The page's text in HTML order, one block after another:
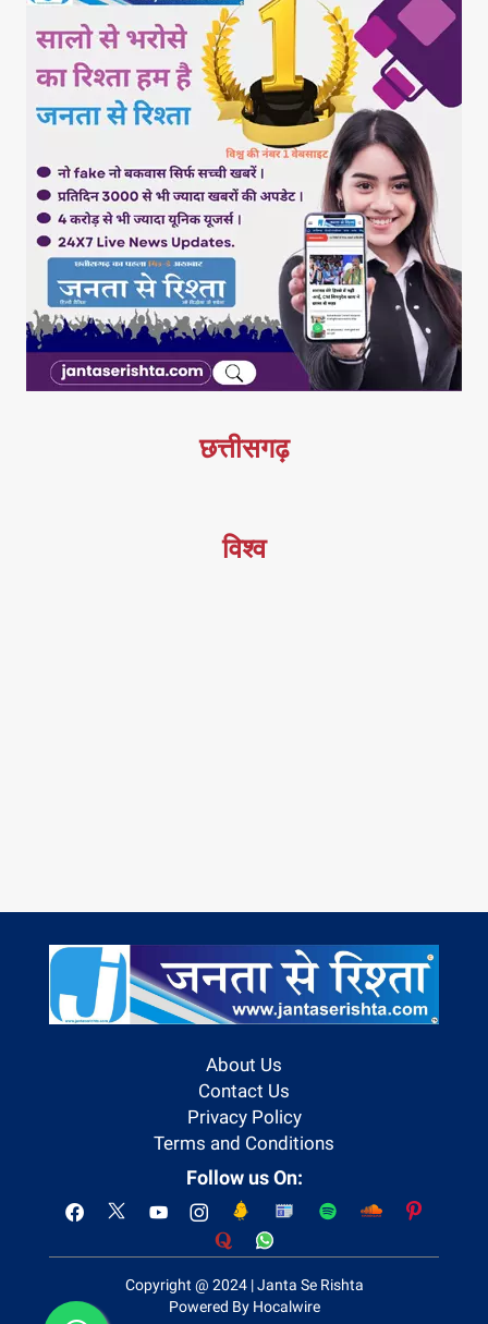
छत्तीसगढ़
विश्व
About Us
Contact Us
Privacy Policy
Terms and Conditions
Follow us On:
Copyright @ 2024 | Janta Se Rishta
Powered By Hocalwire